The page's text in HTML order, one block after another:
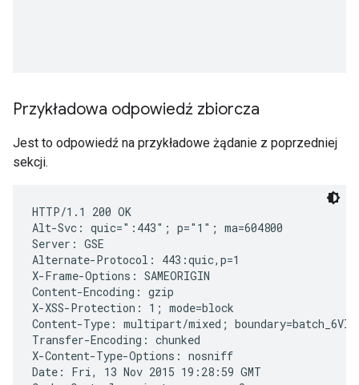
Przykładowa odpowiedź zbiorcza
Jest to odpowiedź na przykładowe żądanie z poprzedniej
sekcji.
HTTP/1.1 200 OK
Alt-Svc: quic=":443"; p="1"; ma=604800
Server: GSE
Alternate-Protocol: 443:quic,p=1
X-Frame-Options: SAMEORIGIN
Content-Encoding: gzip
X-XSS-Protection: 1; mode=block
Content-Type: multipart/mixed;
Transfer-Encoding: chunked
X-Content-Type-Options: nosniff
Date: Fri, 13 Nov 2015 19:28:59 GMT